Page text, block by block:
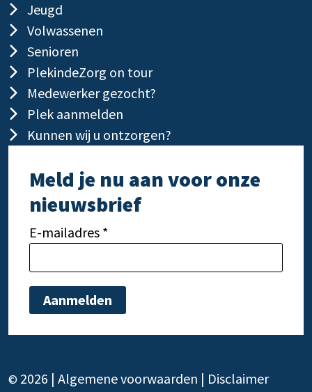
Jeugd
Volwassenen
Senioren
PlekindeZorg on tour
Medewerker gezocht?
Plek aanmelden
Kunnen wij u ontzorgen?
Meld je nu aan voor onze
nieuwsbrief
E-mailadres *
© 2026 | Algemene voorwaarden | Disclaimer